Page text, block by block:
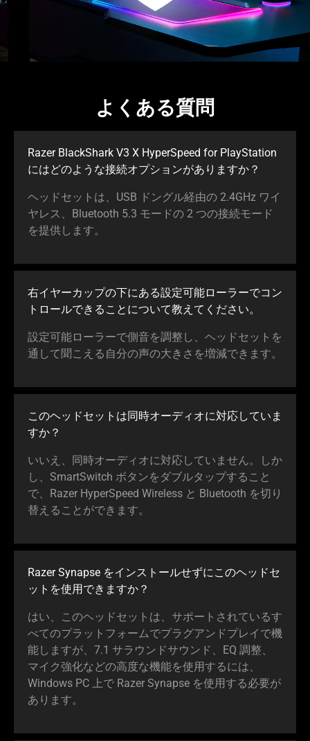
よくある質問
Razer BlackShark V3 X HyperSpeed for PlayStation
にはどのような接続オプションがありま すか ？
ヘッドセットは、USB ドングル経由の 2.4GHz ワイ
ヤレス、Bluetooth 5.3 モードの 2 つの接続モード
を提供し ます。
右イヤーカップの下にある設定可能ローラーでコン
トロールできることについて教えてください。
設定可能ローラーで側音を調整し、ヘッドセットを
通して聞こえる自分の声の大きさを増減でき ます。
このヘッドセットは同時オーディオに対応していま
すか ？
いいえ、同時オーディオに対応していません。しか
し、SmartSwitch ボタンをダブルタップすること
で、Razer HyperSpeed Wireless と Bluetooth を切り
替えることができ ます。
Razer Synapse をインストールせずにこのヘッドセ
ットを使用できま すか ？
はい、このヘッドセットは、サポートされているす
べてのプラットフォームでプラグアンドプレイで機
能しますが、7.1 サラウンドサウンド、EQ 調整、
マイク強化などの高度な機能を使用するには、
Windows PC 上で Razer Synapse を使用する必要が
あり ます。